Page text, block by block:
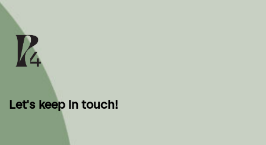
Let's keep in touch!